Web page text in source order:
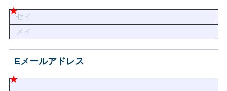
Eメールアドレス